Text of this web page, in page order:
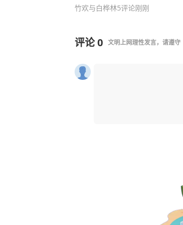
竹欢与白桦林5评论刚刚
评论0 文明上网理性发言，请遵守